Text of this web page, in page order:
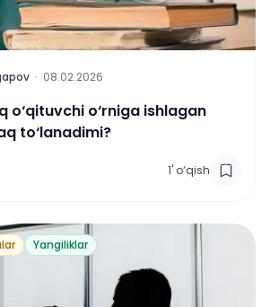
· 08.02.2026
o‘qituvchi o‘rniga ishlagan
to‘lanadimi?
1' o‘qish
Yangiliklar